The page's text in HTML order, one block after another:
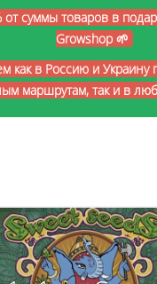
от суммы товаров в
Growshop 🌱
как в Россию и Украину
маршрутам, так и в